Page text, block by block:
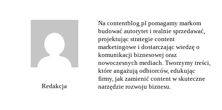
Redakcja
Na contentblog.pl pomagamy markom
budować autorytet i realnie sprzedawać,
projektując strategie content
marketingowe i dostarczając wiedzę o
komunikacji biznesowej oraz
nowoczesnych mediach. Tworzymy treści,
które angażują odbiorców, edukując
firmy, jak zamienić content w skuteczne
narzędzie rozwoju biznesu.